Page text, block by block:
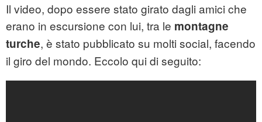
Il video, dopo essere stato girato dagli amici che
erano in escursione con lui, tra le montagne
turche, è stato pubblicato su molti social, facendo
il giro del mondo. Eccolo qui di seguito: